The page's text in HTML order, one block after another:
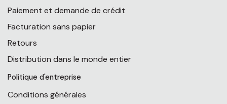
Paiement et demande de crédit
Facturation sans papier
Retours
Distribution dans le monde entier
Politique d'entreprise
Conditions générales